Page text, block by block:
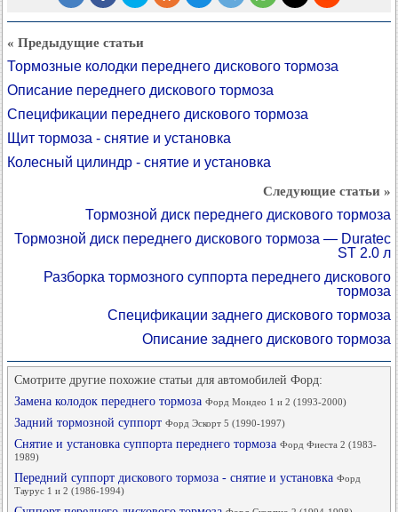
« Предыдущие статьи
Тормозные колодки переднего дискового тормоза
Описание переднего дискового тормоза
Спецификации переднего дискового тормоза
Щит тормоза - снятие и установка
Колесный цилиндр - снятие и установка
Следующие статьи »
Тормозной диск переднего дискового тормоза
Тормозной диск переднего дискового тормоза — Duratec
ST 2.0 л
Разборка тормозного суппорта переднего дискового
тормоза
Спецификации заднего дискового тормоза
Описание заднего дискового тормоза
Смотрите другие похожие статьи для автомобилей Форд:
Замена колодок переднего тормоза Форд Мондео 1 и 2 (1993-2000)
Задний тормозной суппорт Форд Эскорт 5 (1990-1997)
Снятие и установка суппорта переднего тормоза Форд Фиеста 2 (1983-
1989)
Передний суппорт дискового тормоза - снятие и установка Форд
Таурус 1 и 2 (1986-1994)